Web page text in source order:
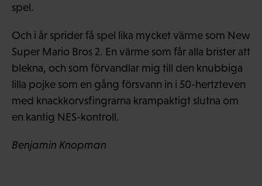
spel.
Och i år sprider få spel lika mycket värme som New
Super Mario Bros 2. En värme som får alla brister att
blekna, och som förvandlar mig till den knubbiga
lilla pojke som en gång försvann in i 50-hertzteven
med knackkorvsfingrarna krampaktigt slutna om
en kantig NES-kontroll.
Benjamin Knopman